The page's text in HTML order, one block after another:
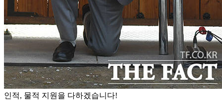
인적, 물적 지원을 다하겠습니다!